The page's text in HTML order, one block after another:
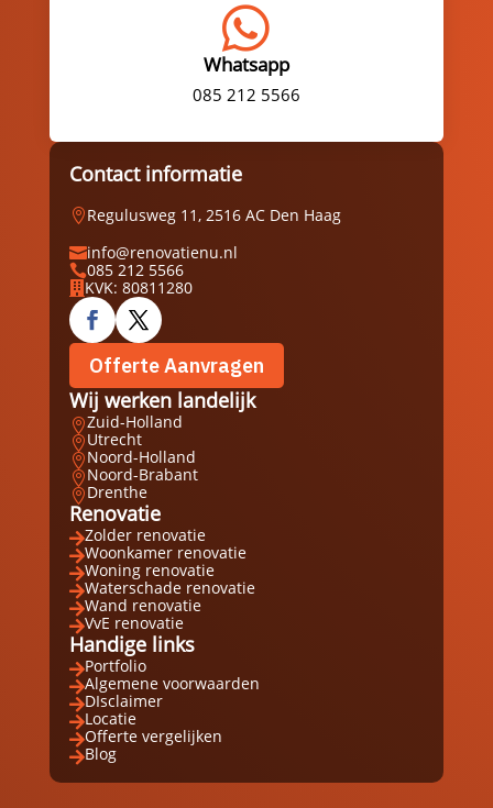

Whatsapp
085 212 5566
Contact informatie
Regulusweg 11, 2516 AC Den Haag
info@renovatienu.nl
085 212 5566
 KVK: 80811280
Offerte Aanvragen
Wij werken landelijk
Zuid-Holland
Utrecht
Noord-Holland
Noord-Brabant
Drenthe
Renovatie
Zolder renovatie
Woonkamer renovatie
Woning renovatie
Waterschade renovatie
Wand renovatie
VvE renovatie
Handige links
Portfolio
Algemene voorwaarden
DIsclaimer
Locatie
Offerte vergelijken
Blog